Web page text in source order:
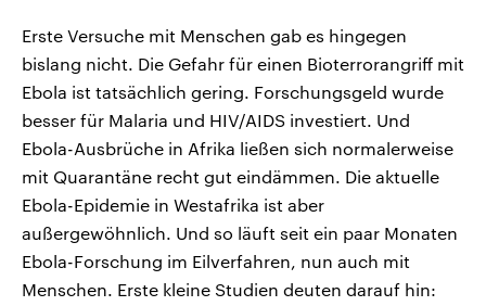
Erste Versuche mit Menschen gab es hingegen
bislang nicht. Die Gefahr für einen Bioterrorangriff mit
Ebola ist tatsächlich gering. Forschungsgeld wurde
besser für Malaria und HIV/AIDS investiert. Und
Ebola-Ausbrüche in Afrika ließen sich normalerweise
mit Quarantäne recht gut eindämmen. Die aktuelle
Ebola-Epidemie in Westafrika ist aber
außergewöhnlich. Und so läuft seit ein paar Monaten
Ebola-Forschung im Eilverfahren, nun auch mit
Menschen. Erste kleine Studien deuten darauf hin: